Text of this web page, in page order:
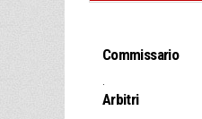
Commissario
.
Arbitri